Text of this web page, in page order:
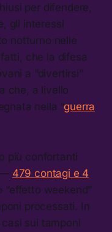
per difendere,
gli interessi
notturno nelle
che la difesa
a “divertirsi”
che, a livello
nella “guerra
più confortanti
— 479 contagi e 4
weekend”
processati. In
sui tamponi